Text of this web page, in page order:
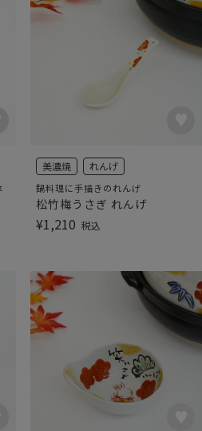
美濃焼 れんげ
鍋料理に手描きのれんげ
松竹梅うさぎ れんげ
¥1,210 税込